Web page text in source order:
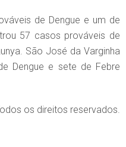
de Dengue e um de
57 casos prováveis de
São José da Varginha
Dengue e sete de Febre
os direitos reservados.